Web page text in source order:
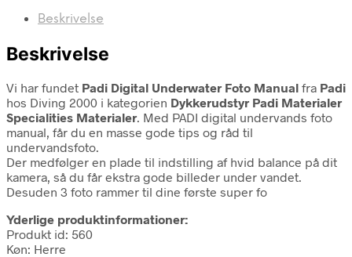
Beskrivelse
Beskrivelse
Vi har fundet Padi Digital Underwater Foto Manual fra Padi
hos Diving 2000 i kategorien Dykkerudstyr Padi Materialer
Specialities Materialer. Med PADI digital undervands foto
manual, får du en masse gode tips og råd til
undervandsfoto.
Der medfølger en plade til indstilling af hvid balance på dit
kamera, så du får ekstra gode billeder under vandet.
Desuden 3 foto rammer til dine første super fo
Yderlige produktinformationer:
Produkt id: 560
Køn: Herre